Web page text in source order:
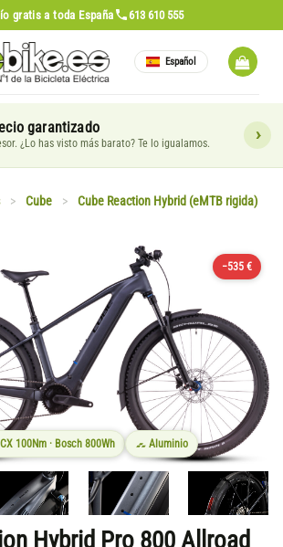
gratis a toda España 613 610 555
Español
garantizado
¿Lo has visto más barato? Te lo igualamos.
> Cube > Cube Reaction Hybrid (eMTB rigida)
−535 €
100Nm · Bosch 800Wh Aluminio
Hybrid Pro 800 Allroad